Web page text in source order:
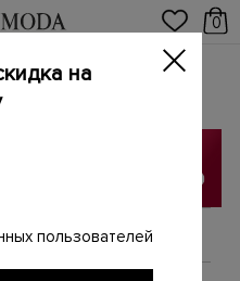
0
СОРТИРОВАТЬ
на
пользователей